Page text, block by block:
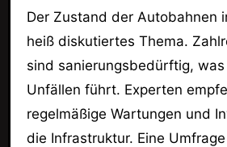
Der Zustand der Autobahnen
heiß diskutiertes Thema.
sind sanierungsbedürftig,
Unfällen führt. Experten
regelmäßige Wartungen und
die Infrastruktur. Eine